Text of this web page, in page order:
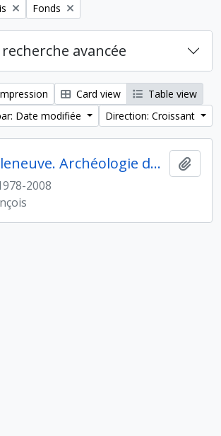
Remove filter:
Fonds
avancée
Card view
Table view
Date modifiée
Direction: Croissant
François Villeneuve. Archéologie du Proche-Orient hellénistique et romain
2008